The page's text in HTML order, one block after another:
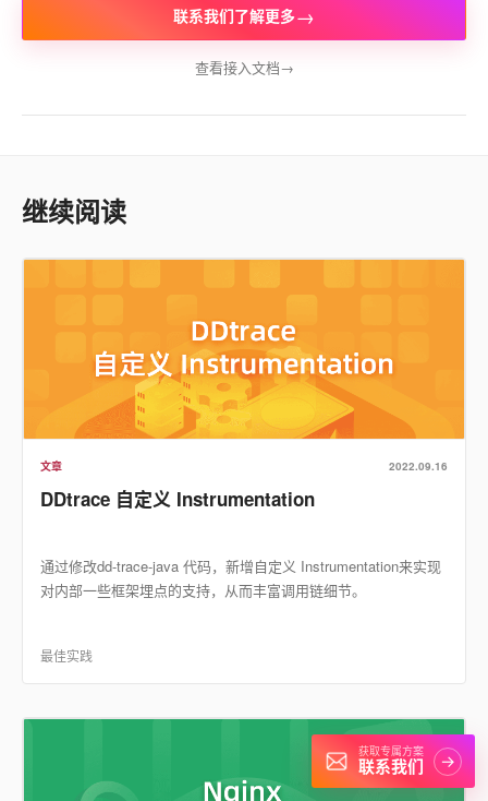
联系我们了解更多→
查看接入文档→
继续阅读
文章 2022.09.16
DDtrace 自定义 Instrumentation
通过修改dd-trace-java 代码，新增自定义 Instrumentation来实现
对内部一些框架埋点的支持，从而丰富调用链细节。
最佳实践
获取专属方案
联系我们 →